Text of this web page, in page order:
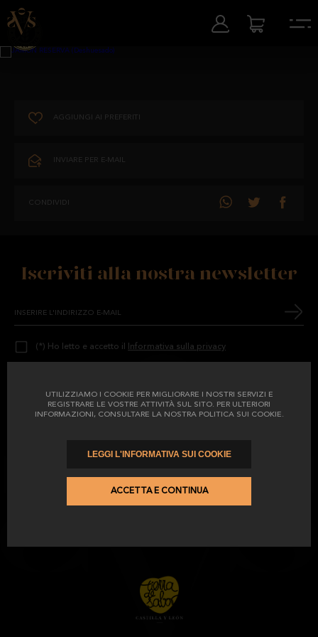
UTILIZZIAMO I COOKIE PER MIGLIORARE I NOSTRI SERVIZI E
REGISTRARE LE VOSTRE ATTIVITÀ SUL SITO. PER ULTERIORI
INFORMAZIONI, CONSULTARE LA NOSTRA POLITICA SUI COOKIE.
ACCETTA E CONTINUA
AGGIUNGI AI PREFERITI
INVIARE PER E-MAIL
CONDIVIDI
Iscriviti alla nostra newsletter
(*) Ho letto e accetto il Informativa sulla privacy
SERVIZIO CLIENTI PROMOZIONI AMBASCIATORI REGALI
INFORMATIVA SULLA PRIVACY CONDIZIONI DI ACQUISTO
LEGGI L'INFORMATIVA SUI COOKIE